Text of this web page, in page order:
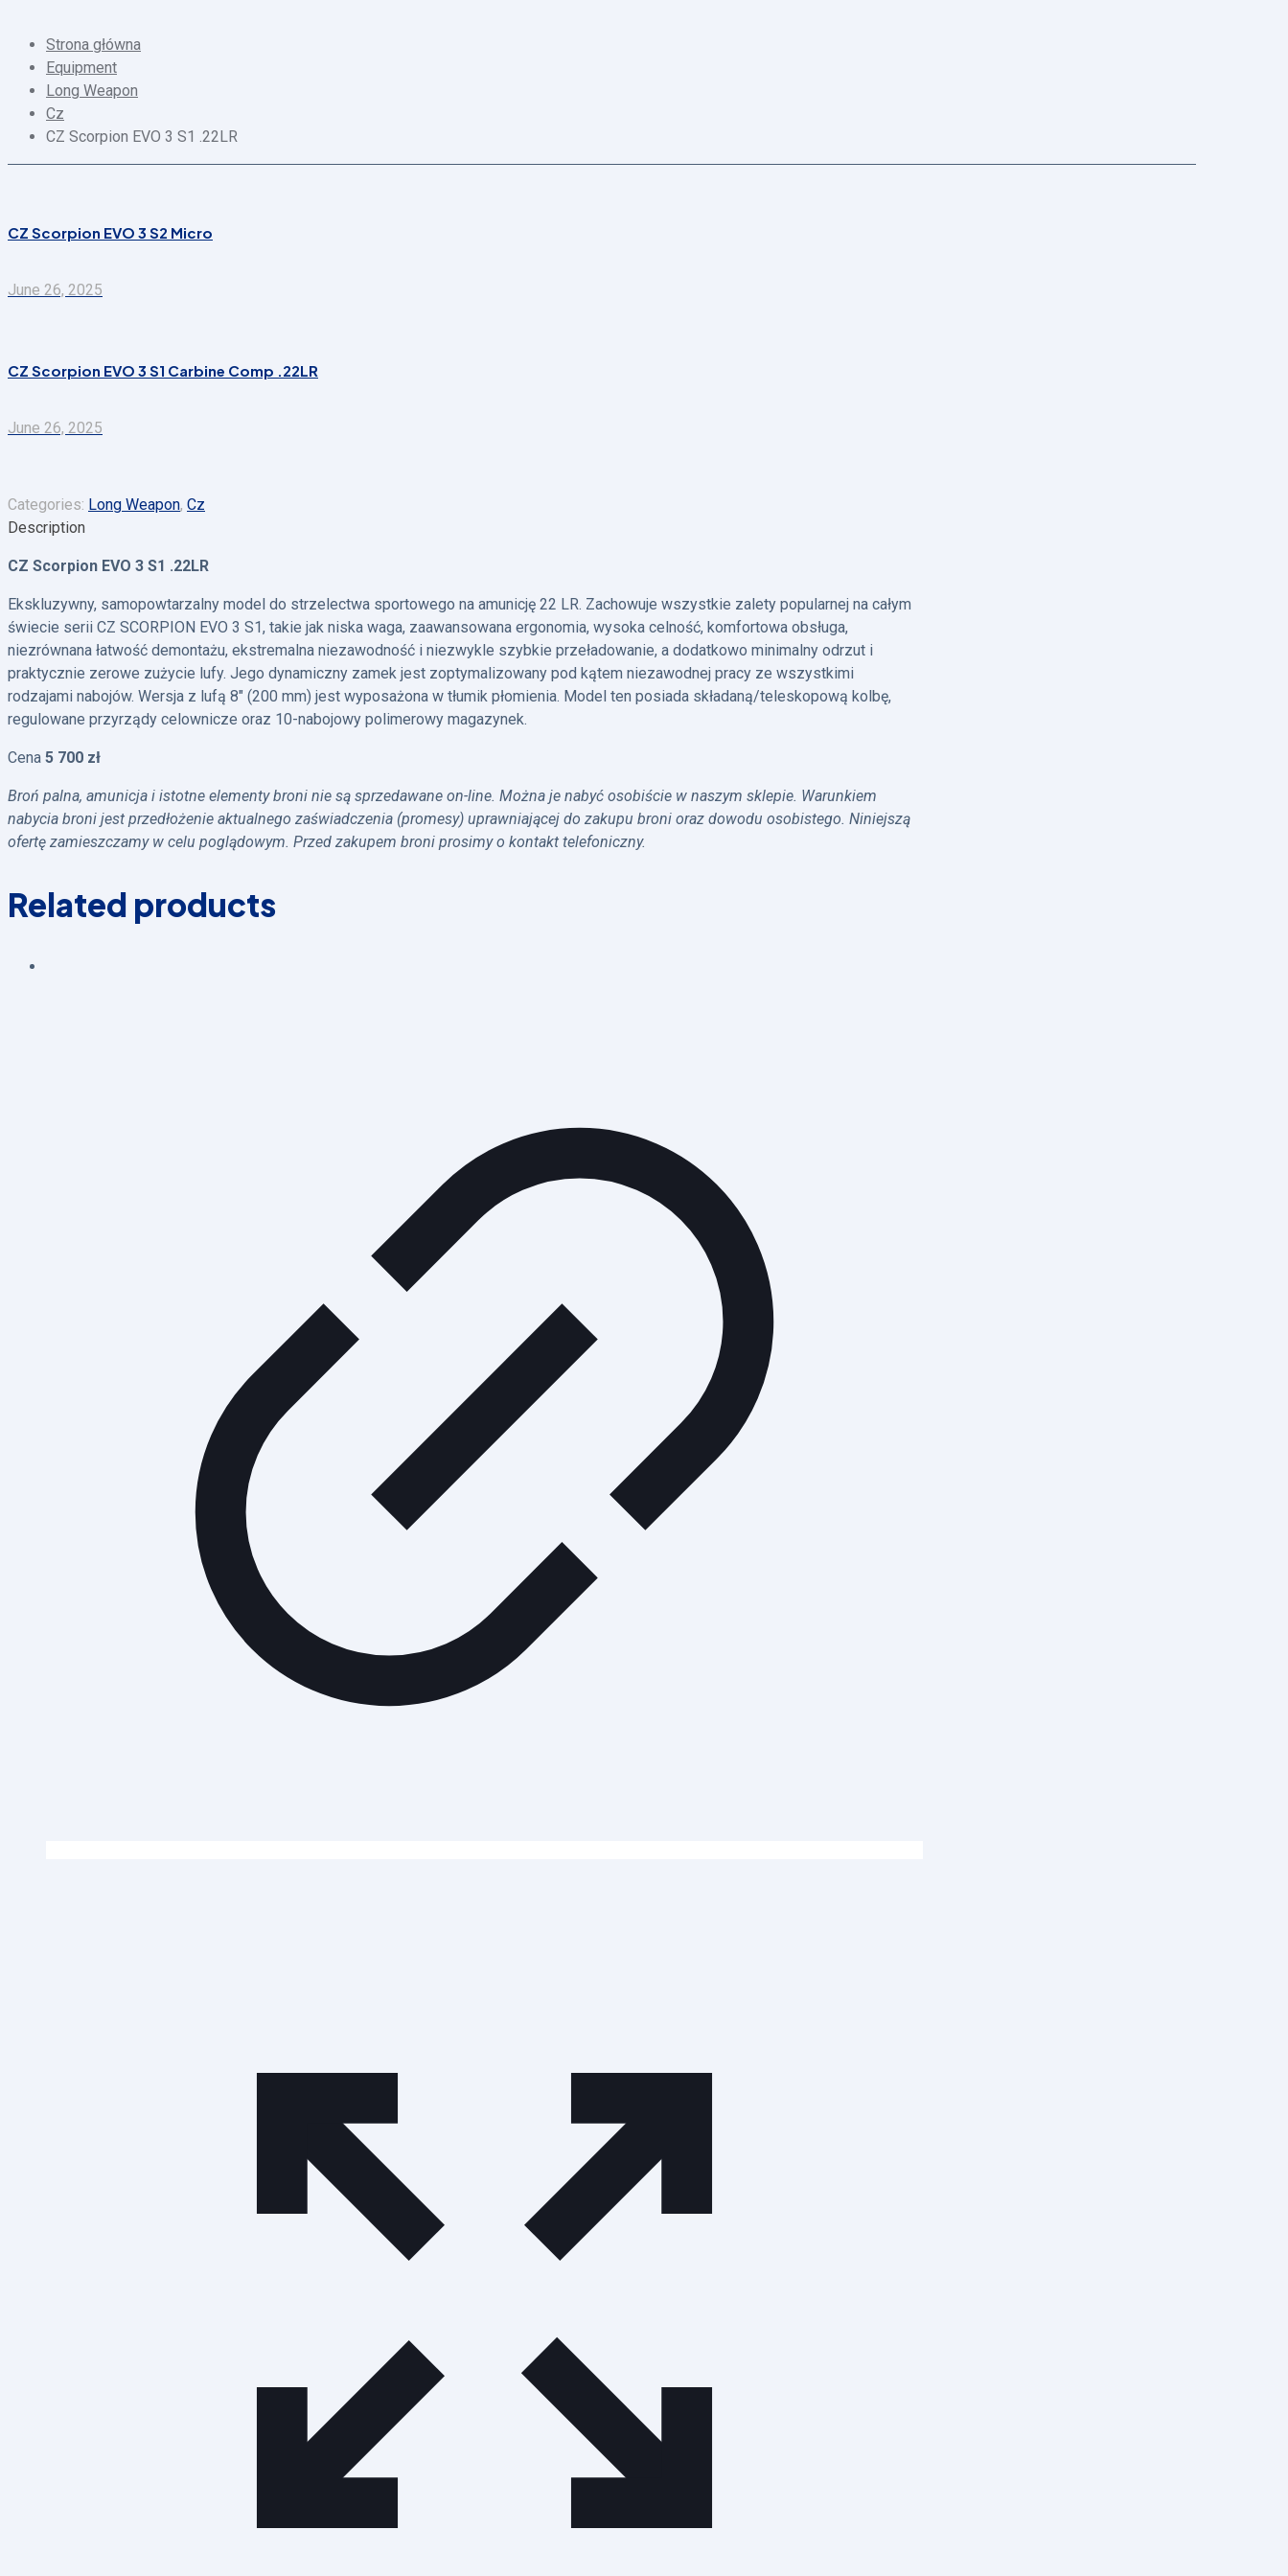
Strona główna
Equipment
Long Weapon
Cz
CZ Scorpion EVO 3 S1 .22LR
CZ Scorpion EVO 3 S2 Micro
June 26, 2025
CZ Scorpion EVO 3 S1 Carbine Comp .22LR
June 26, 2025
Categories: Long Weapon, Cz
Description
CZ Scorpion EVO 3 S1 .22LR
Ekskluzywny, samopowtarzalny model do strzelectwa sportowego na amunicję 22 LR. Zachowuje wszystkie zalety popularnej na całym
świecie serii CZ SCORPION EVO 3 S1, takie jak niska waga, zaawansowana ergonomia, wysoka celność, komfortowa obsługa,
niezrównana łatwość demontażu, ekstremalna niezawodność i niezwykle szybkie przeładowanie, a dodatkowo minimalny odrzut i
praktycznie zerowe zużycie lufy. Jego dynamiczny zamek jest zoptymalizowany pod kątem niezawodnej pracy ze wszystkimi
rodzajami nabojów. Wersja z lufą 8″ (200 mm) jest wyposażona w tłumik płomienia. Model ten posiada składaną/teleskopową kolbę,
regulowane przyrządy celownicze oraz 10-nabojowy polimerowy magazynek.
Cena 5 700 zł
Broń palna, amunicja i istotne elementy broni nie są sprzedawane on-line. Można je nabyć osobiście w naszym sklepie. Warunkiem
nabycia broni jest przedłożenie aktualnego zaświadczenia (promesy) uprawniającej do zakupu broni oraz dowodu osobistego. Niniejszą
ofertę zamieszczamy w celu poglądowym. Przed zakupem broni prosimy o kontakt telefoniczny.
Related products